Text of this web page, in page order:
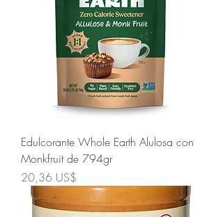
Edulcorante Whole Earth Alulosa con
Monkfruit de 794gr
Precio
20,36 US$